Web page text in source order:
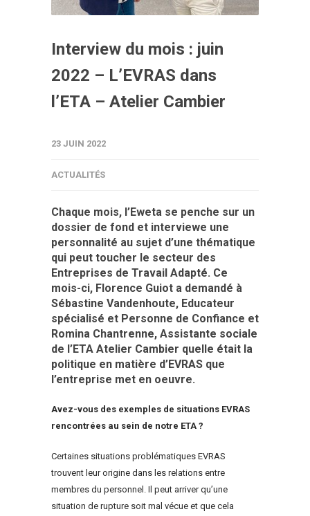
Interview du mois : juin
2022 – L’EVRAS dans
l’ETA – Atelier Cambier
23 JUIN 2022
ACTUALITÉS
Chaque mois, l’Eweta se penche sur un
dossier de fond et interviewe une
personnalité au sujet d’une thématique
qui peut toucher le secteur des
Entreprises de Travail Adapté. Ce
mois-ci, Florence Guiot a demandé à
Sébastine Vandenhoute, Educateur
spécialisé et Personne de Confiance et
Romina Chantrenne, Assistante sociale
de l’ETA Atelier Cambier quelle était la
politique en matière d’EVRAS que
l’entreprise met en oeuvre.
Avez-vous des exemples de situations EVRAS
rencontrées au sein de notre ETA ?
Certaines situations problématiques EVRAS
trouvent leur origine dans les relations entre
membres du personnel. Il peut arriver qu’une
situation de rupture soit mal vécue et que cela